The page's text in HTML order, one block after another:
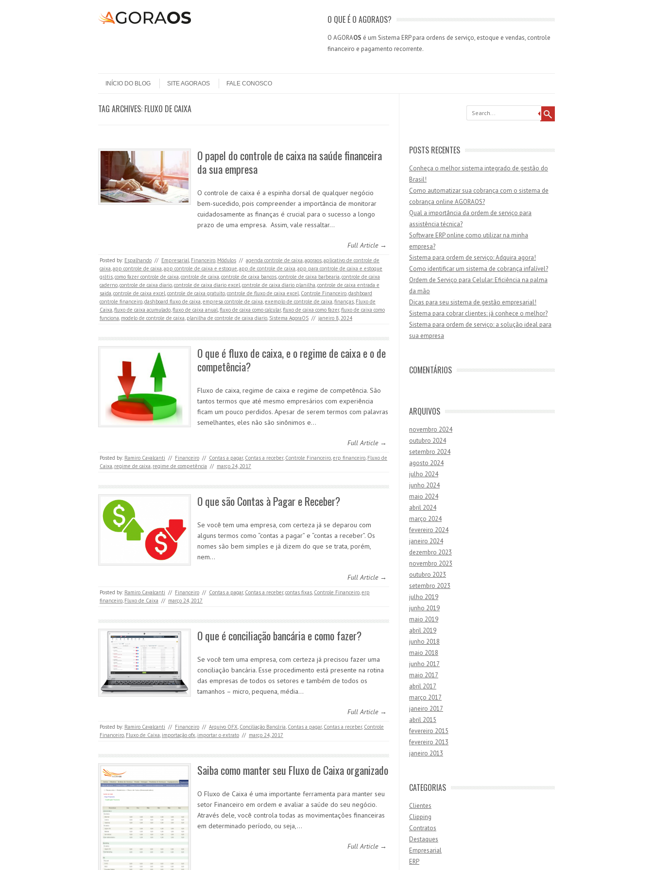
O QUE É O AGORAOS?
O AGORAOS é um Sistema ERP para ordens de serviço, estoque e vendas, controle
financeiro e pagamento recorrente.
Menu
INÍCIO DO BLOG
SITE AGORAOS FALE CONOSCO
TAG ARCHIVES: FLUXO DE CAIXA
O papel do controle de caixa na saúde financeira
da sua empresa
O controle de caixa é a espinha dorsal de qualquer negócio
bem-sucedido, pois compreender a importância de monitorar
cuidadosamente as finanças é crucial para o sucesso a longo
prazo de uma empresa. Assim, vale ressaltar…
Full Article →
Posted by: Espalhando // Empresarial, Financeiro, Módulos // agenda controle de caixa,agoraos,aplicativo de controle de
caixa,app controle de caixa,app controle de caixa e estoque,app de controle de caixa,app para controle de caixa e estoque
grátis,como fazer controle de caixa,controle de caixa,controle de caixa bancos,controle de caixa barbearia,controle de caixa
caderno,controle de caixa diario,controle de caixa diario excel,controle de caixa diario planilha,controle de caixa entrada e
saida,controle de caixa excel,controle de caixa gratuito,controle de fluxo de caixa excel, Controle Financeiro,dashboard
controle financeiro,dashboard fluxo de caixa,empresa controle de caixa,exemplo de controle de caixa,finanças, Fluxo de
Caixa,fluxo de caixa acumulado,fluxo de caixa anual,fluxo de caixa como calcular,fluxo de caixa como fazer,fluxo de caixa como
funciona, modelo de controle de caixa, planilha de controle de caixa diario, Sistema AgoraOS // janeiro 8, 2024
O que é fluxo de caixa, e o regime de caixa e o de
competência?
Fluxo de caixa, regime de caixa e regime de competência. São
tantos termos que até mesmo empresários com experiência
ficam um pouco perdidos. Apesar de serem termos com palavras
semelhantes, eles não são sinônimos e…
Full Article →
Posted by: Ramiro Cavalcanti // Financeiro // Contas a pagar, Contas a receber, Controle Financeiro,erp financeiro, Fluxo de
Caixa, regime de caixa, regime de competência // março 24, 2017
O que são Contas à Pagar e Receber?
Se você tem uma empresa, com certeza já se deparou com
alguns termos como “contas a pagar” e “contas a receber”. Os
nomes são bem simples e já dizem do que se trata, porém,
nem…
Full Article →
Posted by: Ramiro Cavalcanti // Financeiro // Contas a pagar, Contas a receber,contas fixas, Controle Financeiro,erp
financeiro, Fluxo de Caixa // março 24, 2017
O que é conciliação bancária e como fazer?
Se você tem uma empresa, com certeza já precisou fazer uma
conciliação bancária. Esse procedimento está presente na rotina
das empresas de todos os setores e também de todos os
tamanhos – micro, pequena, média…
Full Article →
Posted by: Ramiro Cavalcanti // Financeiro // Arquivo OFX, Conciliação Bancária, Contas a pagar, Contas a receber, Controle
Financeiro, Fluxo de Caixa, importação ofx, importar o extrato // março 24, 2017
Saiba como manter seu Fluxo de Caixa organizado
O Fluxo de Caixa é uma importante ferramenta para manter seu
setor Financeiro em ordem e avaliar a saúde do seu negócio.
Através dele, você controla todas as movimentações financeiras
em determinado período, ou seja,…
Full Article →
POSTS RECENTES
Conheça o melhor sistema integrado de gestão do
Brasil!
Como automatizar sua cobrança com o sistema de
cobrança online AGORAOS?
Qual a importância da ordem de serviço para
assistência técnica?
Software ERP online como utilizar na minha
empresa?
Sistema para ordem de serviço: Adquira agora!
Como identificar um sistema de cobrança infalível?
Ordem de Serviço para Celular: Eficiência na palma
da mão
Dicas para seu sistema de gestão empresarial!
Sistema para cobrar clientes: já conhece o melhor?
Sistema para ordem de serviço: a solução ideal para
sua empresa
COMENTÁRIOS
ARQUIVOS
novembro 2024
outubro 2024
setembro 2024
agosto 2024
julho 2024
junho 2024
maio 2024
abril 2024
março 2024
fevereiro 2024
janeiro 2024
dezembro 2023
novembro 2023
outubro 2023
setembro 2023
julho 2019
junho 2019
maio 2019
abril 2019
junho 2018
maio 2018
junho 2017
maio 2017
abril 2017
março 2017
janeiro 2017
abril 2015
fevereiro 2015
fevereiro 2013
janeiro 2013
CATEGORIAS
Clientes
Clipping
Contratos
Destaques
Empresarial
ERP